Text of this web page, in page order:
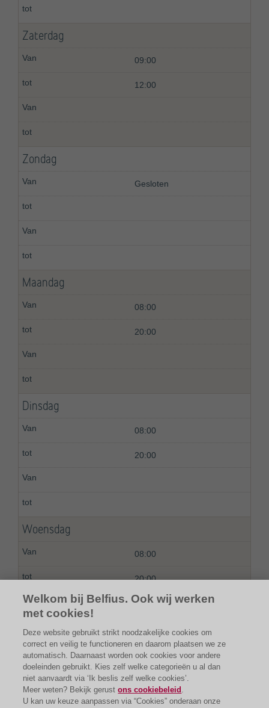
Zaterdag
09:00
12:00
Zondag
Gesloten
Maandag
08:00
20:00
Dinsdag
08:00
20:00
Woensdag
08:00
20:00
Welkom bij Belfius. Ook wij werken
met cookies!
Deze website gebruikt strikt noodzakelijke cookies om
correct en veilig te functioneren en daarom plaatsen we ze
automatisch. Daarnaast worden ook cookies voor andere
doeleinden gebruikt. Kies zelf welke categorieën u al dan
niet aanvaardt via ‘Ik beslis zelf welke cookies’.
Meer weten? Bekijk gerustons cookiebeleid .
U kan uw keuze aanpassen via “Cookies” onderaan onze